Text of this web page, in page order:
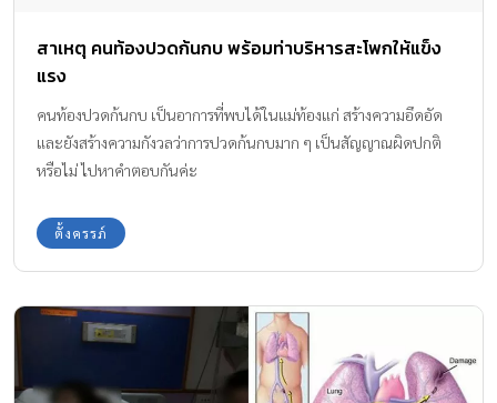
สาเหตุ คนท้องปวดก้นกบ พร้อมท่าบริหารสะโพกให้แข็ง
แรง
คนท้องปวดก้นกบ เป็นอาการที่พบได้ในแม่ท้องแก่ สร้างความอึดอัด
และยังสร้างความกังวลว่าการปวดก้นกบมาก ๆ เป็นสัญญาณผิดปกติ
หรือไม่ ไปหาคำตอบกันค่ะ
ตั้งครรภ์